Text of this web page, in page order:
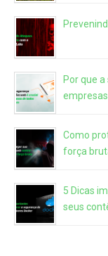
Por que
Como
força
5 Dicas
seus